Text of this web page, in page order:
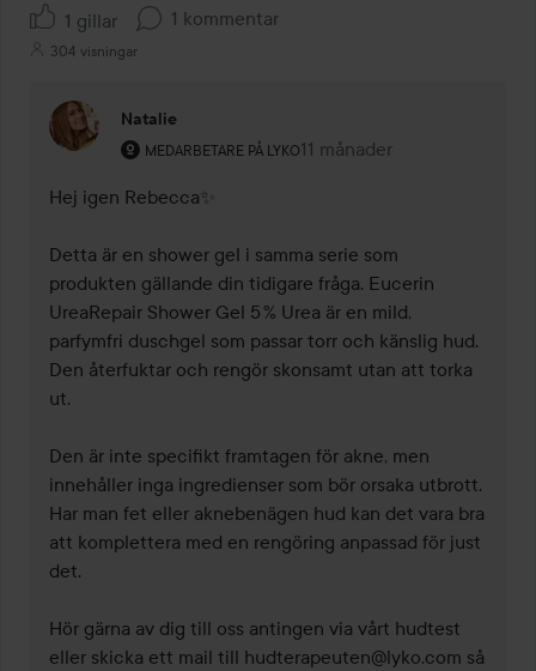
1 gillar 1 kommentar
304 visningar
Natalie
MEDARBETARE PÅ LYKO
Användarens roll: Medarbetare på Lyko.
11 månader
Kommentaren lades 11
Hej igen Rebecca✨
Detta är en shower gel i samma serie som
produkten gällande din tidigare fråga. Eucerin
UreaRepair Shower Gel 5 % Urea är en mild,
parfymfri duschgel som passar torr och känslig hud.
Den återfuktar och rengör skonsamt utan att torka
ut.
Den är inte specifikt framtagen för akne, men
innehåller inga ingredienser som bör orsaka utbrott.
Har man fet eller aknebenägen hud kan det vara bra
att komplettera med en rengöring anpassad för just
det.
Hör gärna av dig till oss antingen via vårt hudtest
eller skicka ett mail till hudterapeuten@lyko.com så